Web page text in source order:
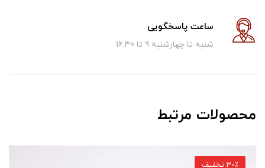
ساعت پاسخگویی
شنبه تا چهارشنبه 9 تا 16.30
محصولات مرتبط
30٪ تخفیف